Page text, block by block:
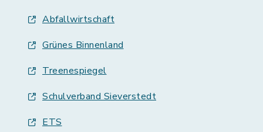
Abfallwirtschaft
Grünes Binnenland
Treenespiegel
Schulverband Sieverstedt
ETS